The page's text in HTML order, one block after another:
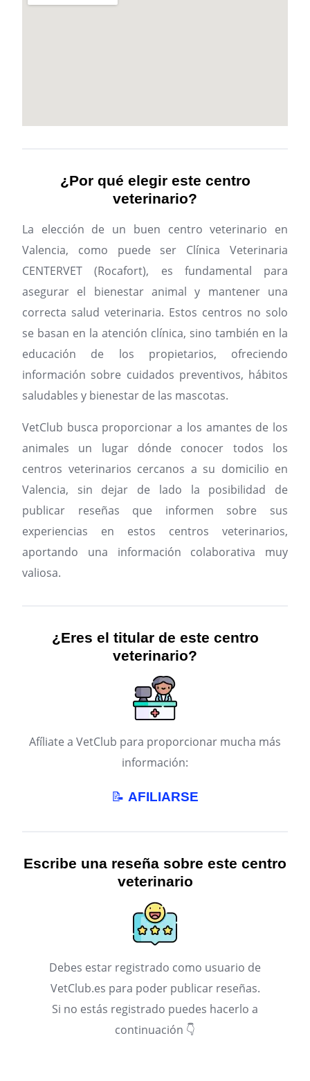
¿Por qué elegir este centro
veterinario?
La elección de un buen centro veterinario en
Valencia, como puede ser Clínica Veterinaria
CENTERVET (Rocafort), es fundamental para
asegurar el bienestar animal y mantener una
correcta salud veterinaria. Estos centros no solo
se basan en la atención clínica, sino también en la
educación de los propietarios, ofreciendo
información sobre cuidados preventivos, hábitos
saludables y bienestar de las mascotas.
VetClub busca proporcionar a los amantes de los
animales un lugar dónde conocer todos los
centros veterinarios cercanos a su domicilio en
Valencia, sin dejar de lado la posibilidad de
publicar reseñas que informen sobre sus
experiencias en estos centros veterinarios,
aportando una información colaborativa muy
valiosa.
¿Eres el titular de este centro
veterinario?
Afíliate a VetClub para proporcionar mucha más
información:
📝 AFILIARSE
Escribe una reseña sobre este centro
veterinario
Debes estar registrado como usuario de
VetClub.es para poder publicar reseñas.
Si no estás registrado puedes hacerlo a
continuación 👇